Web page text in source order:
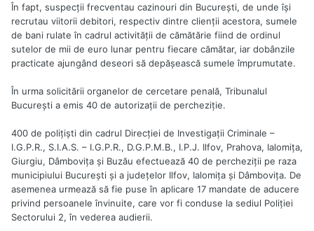
În fapt, suspecții frecventau cazinouri din București, de unde își
recrutau viitorii debitori, respectiv dintre clienții acestora, sumele
de bani rulate în cadrul activității de cămătărie fiind de ordinul
sutelor de mii de euro lunar pentru fiecare cămătar, iar dobânzile
practicate ajungând deseori să depășească sumele împrumutate.
În urma solicitării organelor de cercetare penală, Tribunalul
București a emis 40 de autorizații de percheziție.
400 de polițiști din cadrul Direcției de Investigații Criminale –
I.G.P.R., S.I.A.S. – I.G.P.R., D.G.P.M.B., I.P.J. Ilfov, Prahova, Ialomița,
Giurgiu, Dâmbovița și Buzău efectuează 40 de percheziții pe raza
municipiului București și a județelor Ilfov, Ialomița și Dâmbovița. De
asemenea urmează să fie puse în aplicare 17 mandate de aducere
privind persoanele învinuite, care vor fi conduse la sediul Poliției
Sectorului 2, în vederea audierii.